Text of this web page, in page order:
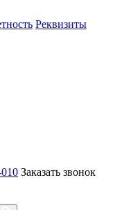
Реквизиты
Заказать звонок